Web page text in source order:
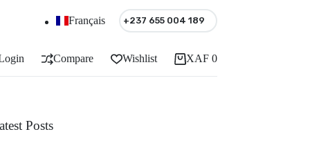
Français +237 655 004 189
Compare Wishlist
Shopping
cart
XAF0
Posts